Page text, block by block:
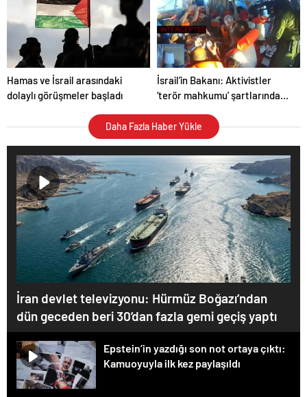
Hamas ve İsrail arasındaki
dolaylı görüşmeler başladı
İsrail’in Bakanı: Aktivistler
‘terör mahkumu’ şartlarında
Daha Fazla Haber Yükle
İran devlet televizyonu: Hürmüz Boğazı’ndan
dün geceden beri 30’dan fazla gemi geçiş yaptı
Epstein’in yazdığı son not ortaya çıktı:
Kamuoyuyla ilk kez paylaşıldı